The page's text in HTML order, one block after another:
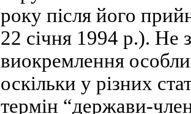
року після його
22 січня 1994 р.). Не
виокремлення
оскільки у різних
термін “держави-